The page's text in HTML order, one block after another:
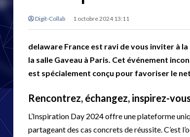
Digit-Collab 1 octobre 2024 13:11
delaware France est ravi de vous inviter à
la salle Gaveau à Paris. Cet événement
est spécialement conçu pour favoriser le
Rencontrez, échangez, inspirez-
L’Inspiration Day 2024 offre une plateforme
partageant des cas concrets de réussite. C’est